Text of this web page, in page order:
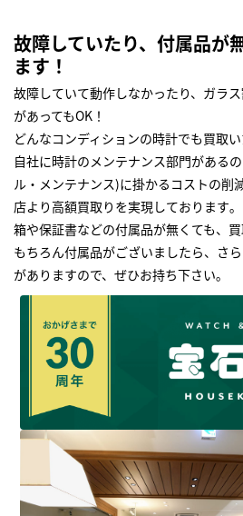
故障していたり、付属品が
ます！
故障していて動作しなかったり、ガラ
があってもOK！
どんなコンディションの時計でも買取
自社に時計のメンテナンス部門がある
ル・メンテナンス)に掛かるコストの削
店より高額買取りを実現しております｡
箱や保証書などの付属品が無くても、買
もちろん付属品がございましたら、さ
がありますので、ぜひお持ち下さい｡